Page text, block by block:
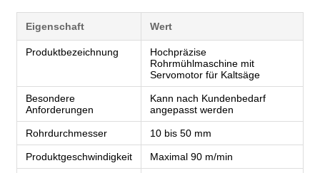
Eigenschaft Wert
Produktbezeichnung
Hochpräzise
Rohrmühlmaschine mit
Servomotor für Kaltsäge
Besondere
Anforderungen
Kann nach Kundenbedarf
angepasst werden
Rohrdurchmesser 10 bis 50 mm
Produktgeschwindigkeit Maximal 90 m/min